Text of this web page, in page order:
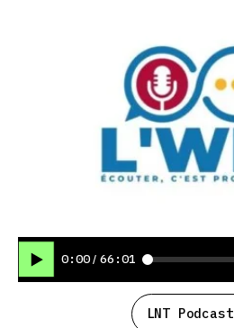
0:00 / 66:01
LNT Podcast